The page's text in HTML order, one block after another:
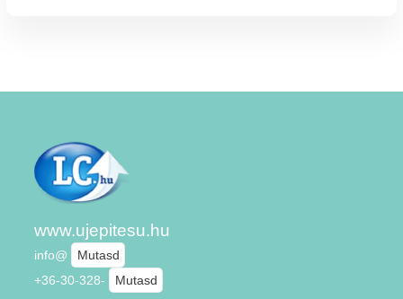
www.ujepitesu.hu
info@
Mutasd
+36-30-328-
Mutasd